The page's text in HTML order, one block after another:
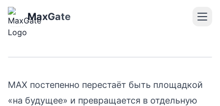
MaxGate
статистика каналов и
неожиданные выводы
MAX постепенно перестаёт быть площадкой
«на будущее» и превращается в отдельную